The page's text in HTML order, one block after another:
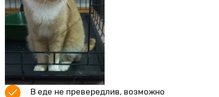
В еде не превередлив, возможно